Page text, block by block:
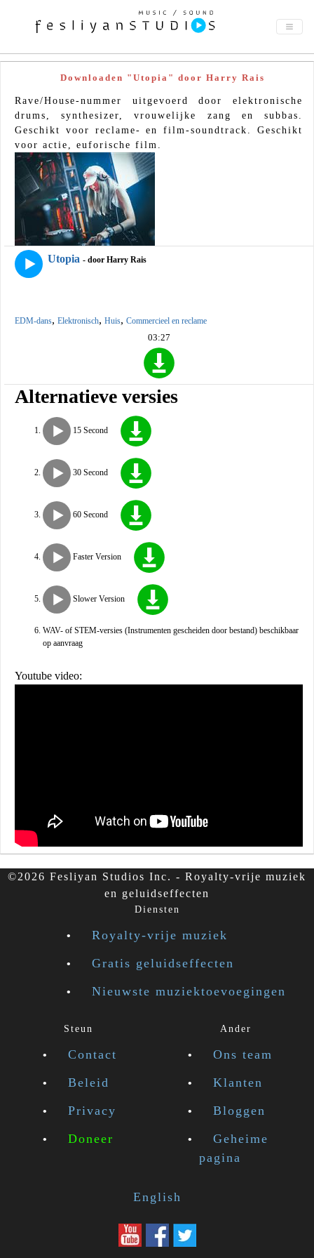
Downloaden "Utopia" door Harry Rais
Rave/House-nummer uitgevoerd door elektronische
drums, synthesizer, vrouwelijke zang en subbas.
Geschikt voor reclame- en film-soundtrack. Geschikt
voor actie, euforische film.
Utopia - door Harry Rais
EDM-dans, Elektronisch, Huis, Commercieel en reclame
03:27
Alternatieve versies
15 Second
30 Second
60 Second
Faster Version
Slower Version
WAV- of STEM-versies (Instrumenten gescheiden door bestand) beschikbaar
op aanvraag
Youtube video:
©2026 Fesliyan Studios Inc. - Royalty-vrije muziek
en geluidseffecten
Diensten
Royalty-vrije muziek
Gratis geluidseffecten
Nieuwste muziektoevoegingen
Steun
Contact
Beleid
Privacy
Doneer
Ander
Ons team
Klanten
Bloggen
Geheime
pagina
English